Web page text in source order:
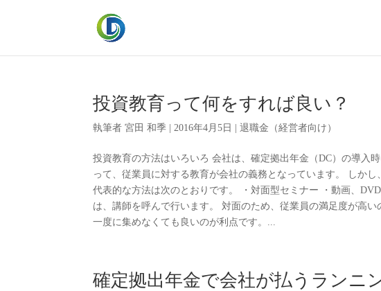
投資教育って何をすれば良い？
執筆者宮田 和季 |2016年4月5日 |退職金（経営者向け）
投資教育の方法はいろいろ 会社は、確定拠出年金（DC）の導入
って、従業員に対する教育が会社の義務となっています。 しか
代表的な方法は次のとおりです。 ・対面型セミナー ・動画、
は、講師を呼んで行います。 対面のため、従業員の満足度が高
一度に集めなくても良いのが利点です。...
確定拠出年金で会社が払うランニ